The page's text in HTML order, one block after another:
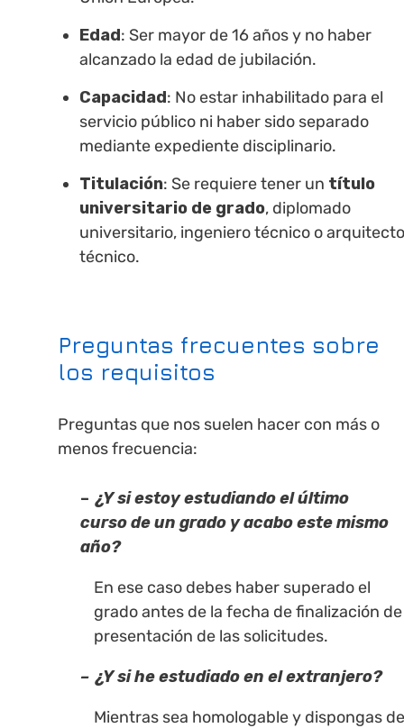
Edad: Ser mayor de 16 años y no haber
alcanzado la edad de jubilación.
Capacidad: No estar inhabilitado para el
servicio público ni haber sido separado
mediante expediente disciplinario.
Titulación: Se requiere tener un título
universitario de grado, diplomado
universitario, ingeniero técnico o arquitecto
técnico.
Preguntas frecuentes sobre
los requisitos
Preguntas que nos suelen hacer con más o
menos frecuencia:
– ¿Y si estoy estudiando el último
curso de un grado y acabo este mismo
año?
En ese caso debes haber superado el
grado antes de la fecha de finalización de
presentación de las solicitudes.
– ¿Y si he estudiado en el extranjero?
Mientras sea homologable y dispongas de